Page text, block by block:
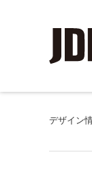
デザイン